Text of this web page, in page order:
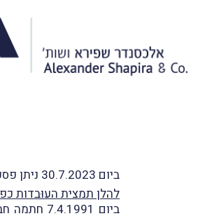
ביום 30.7.2023 ניתן פסק-הדין של ועדת-ערר מיסוי מקרקעין שליד בית-המשפט המחוזי בבאר-שבע בעניין
להלן תמצית העוּבדות
ביום 7.4.1991 חתמה חברת לקסן ישראל בע"מ (